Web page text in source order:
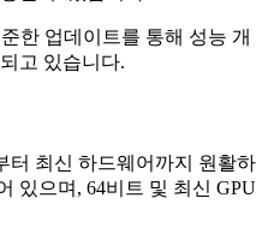
한 업데이트를 통해 성능 개
고 있습니다.
터 최신 하드웨어까지 원활하
있으며, 64비트 및 최신 GPU